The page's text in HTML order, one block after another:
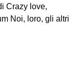
Crazy love,
Noi, loro, gli altri